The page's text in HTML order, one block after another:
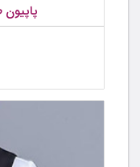
پاپیون